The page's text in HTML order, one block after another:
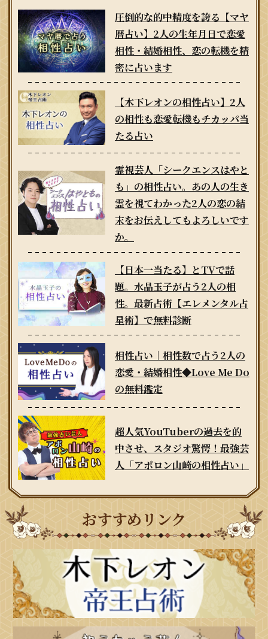
圧倒的な的中精度を誇る【マヤ
暦占い】2人の生年月日で恋愛
相性・結婚相性、恋の転機を精
密に占います
【木下レオンの相性占い】2人
の相性も恋愛転機もチカッパ当
たる占い
霊視芸人「シークエンスはやと
も」の相性占い。あの人の生き
霊を視てわかった2人の恋の結
末をお伝えしてもよろしいです
か。
【日本一当たる】とTVで話
題。水晶玉子が占う2人の相
性。最新占術【エレメンタル占
星術】で無料診断
相性占い｜相性数で占う2人の
恋愛・結婚相性◆Love Me Do
の無料鑑定
超人気YouTuberの過去を的
中させ、スタジオ驚愕！最強芸
人「アポロン山崎の相性占い」
おすすめリンク